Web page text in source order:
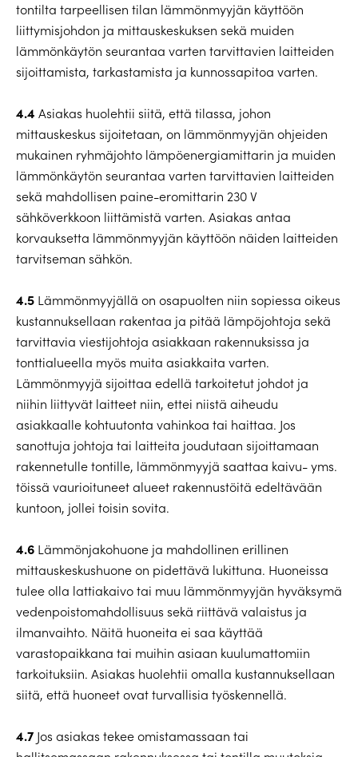
tontilta tarpeellisen tilan lämmönmyyjän käyttöön
liittymisjohdon ja mittauskeskuksen sekä muiden
lämmönkäytön seurantaa varten tarvittavien laitteiden
sijoittamista, tarkastamista ja kunnossapitoa varten.
4.4 Asiakas huolehtii siitä, että tilassa, johon
mittauskeskus sijoitetaan, on lämmönmyyjän ohjeiden
mukainen ryhmäjohto lämpöenergiamittarin ja muiden
lämmönkäytön seurantaa varten tarvittavien laitteiden
sekä mahdollisen paine-eromittarin 230 V
sähköverkkoon liittämistä varten. Asiakas antaa
korvauksetta lämmönmyyjän käyttöön näiden laitteiden
tarvitseman sähkön.
4.5 Lämmönmyyjällä on osapuolten niin sopiessa oikeus
kustannuksellaan rakentaa ja pitää lämpöjohtoja sekä
tarvittavia viestijohtoja asiakkaan rakennuksissa ja
tonttialueella myös muita asiakkaita varten.
Lämmönmyyjä sijoittaa edellä tarkoitetut johdot ja
niihin liittyvät laitteet niin, ettei niistä aiheudu
asiakkaalle kohtuutonta vahinkoa tai haittaa. Jos
sanottuja johtoja tai laitteita joudutaan sijoittamaan
rakennetulle tontille, lämmönmyyjä saattaa kaivu- yms.
töissä vaurioituneet alueet rakennustöitä edeltävään
kuntoon, jollei toisin sovita.
4.6 Lämmönjakohuone ja mahdollinen erillinen
mittauskeskushuone on pidettävä lukittuna. Huoneissa
tulee olla lattiakaivo tai muu lämmönmyyjän hyväksymä
vedenpoistomahdollisuus sekä riittävä valaistus ja
ilmanvaihto. Näitä huoneita ei saa käyttää
varastopaikkana tai muihin asiaan kuulumattomiin
tarkoituksiin. Asiakas huolehtii omalla kustannuksellaan
siitä, että huoneet ovat turvallisia työskennellä.
4.7 Jos asiakas tekee omistamassaan tai